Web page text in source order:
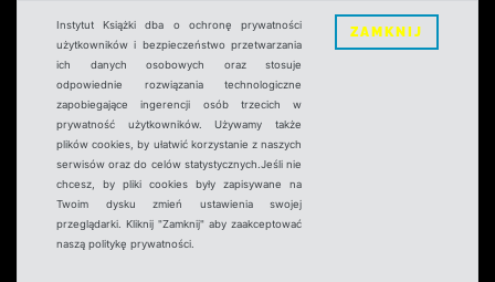
Instytut Książki dba o ochronę prywatności
użytkowników i bezpieczeństwo przetwarzania
ich danych osobowych oraz stosuje
odpowiednie rozwiązania technologiczne
zapobiegające ingerencji osób trzecich w
prywatność użytkowników. Używamy także
plików cookies, by ułatwić korzystanie z naszych
serwisów oraz do celów statystycznych.Jeśli nie
chcesz, by pliki cookies były zapisywane na
Twoim dysku zmień ustawienia swojej
przeglądarki. Kliknij "Zamknij" aby zaakceptować
naszą politykę prywatności.
ZAMKNIJ